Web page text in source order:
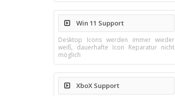
Win 11 Support
Desktop Icons werden immer wieder
weiß, dauerhafte Icon Reparatur nicht
möglich
XboX Support